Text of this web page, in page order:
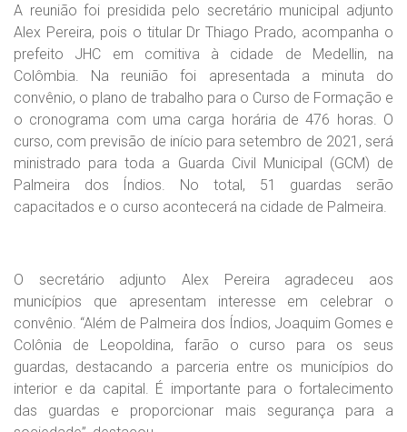
A reunião foi presidida pelo secretário municipal adjunto
Alex Pereira, pois o titular Dr Thiago Prado, acompanha o
prefeito JHC em comitiva à cidade de Medellin, na
Colômbia. Na reunião foi apresentada a minuta do
convênio, o plano de trabalho para o Curso de Formação e
o cronograma com uma carga horária de 476 horas. O
curso, com previsão de início para setembro de 2021, será
ministrado para toda a Guarda Civil Municipal (GCM) de
Palmeira dos Índios. No total, 51 guardas serão
capacitados e o curso acontecerá na cidade de Palmeira.
O secretário adjunto Alex Pereira agradeceu aos
municípios que apresentam interesse em celebrar o
convênio. “Além de Palmeira dos Índios, Joaquim Gomes e
Colônia de Leopoldina, farão o curso para os seus
guardas, destacando a parceria entre os municípios do
interior e da capital. É importante para o fortalecimento
das guardas e proporcionar mais segurança para a